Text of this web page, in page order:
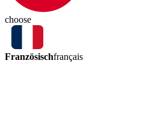
choose
Französischfrançais